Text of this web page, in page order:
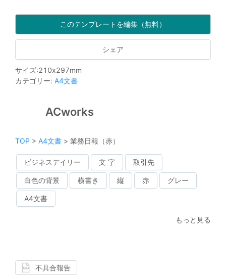
このテンプレートを編集（無料）
シェア
サイズ:210x297mm
カテゴリー: A4文書
ACworks
TOP > A4文書 > 業務日報（赤）
ビジネスデイリー 文 字 取引先
白色の背景 横書き 縦 赤 グレー
A4文書
もっと見る
不具合報告